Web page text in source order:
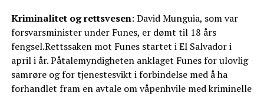
Kriminalitet og rettsvesen: David Munguia, som var
forsvarsminister under Funes, er dømt til 18 års
fengsel.Rettssaken mot Funes startet i El Salvador i
april i år. Påtalemyndigheten anklaget Funes for ulovlig
samrøre og for tjenestesvikt i forbindelse med å ha
forhandlet fram en avtale om våpenhvile med kriminelle